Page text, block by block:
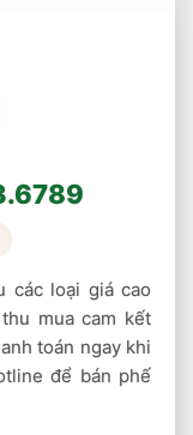
nghị cung cấp
tử, điện thoại
LG .. nên
quốc, mua
thiếc, xỉ thiếc
cao, thu mua
mua Thiếc
các loại giá cao
mua cam kết
toán ngay khi
để bán phế